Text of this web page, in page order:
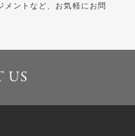
メントなど、お気軽にお問
US